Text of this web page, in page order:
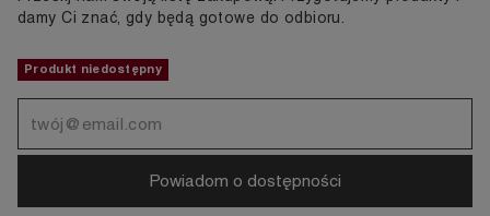
damy Ci znać, gdy będą gotowe do odbioru.
Produkt niedostępny
Powiadom o dostępności